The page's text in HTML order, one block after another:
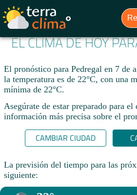
EL CLIMA DE HOY
El pronóstico para Pedregal en 7 de
la temperatura es de 22°C, con una
mínima de 22°C.
Asegúrate de estar preparado para el
información más precisa sobre el
CAMBIAR CIUDAD
La previsión del tiempo para las
siguiente: